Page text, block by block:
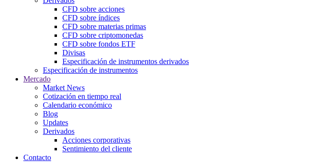
CFD sobre acciones
CFD sobre índices
CFD sobre materias primas
CFD sobre criptomonedas
CFD sobre fondos ETF
Divisas
Especificación de instrumentos derivados
Especificación de instrumentos
Mercado
Market News
Cotización en tiempo real
Calendario económico
Blog
Updates
Derivados
Acciones corporativas
Sentimiento del cliente
Contacto